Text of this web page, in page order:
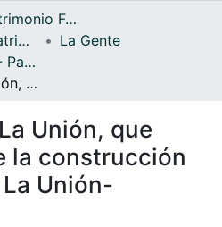
Statistics
Archivo del Patrimonio Fotográfico y Fílmico del Valle del Cauca
Fondo Archivo del Patrimonio Fotográfico y Fílmico del Valle del Cauca
La Gente
APFFVC - El Pueblo - Patrimonial
Habitantes de La Unión, que participaron de la construcción de la carretera La Unión-Versalles
Unión, que
la construcción
Unión-